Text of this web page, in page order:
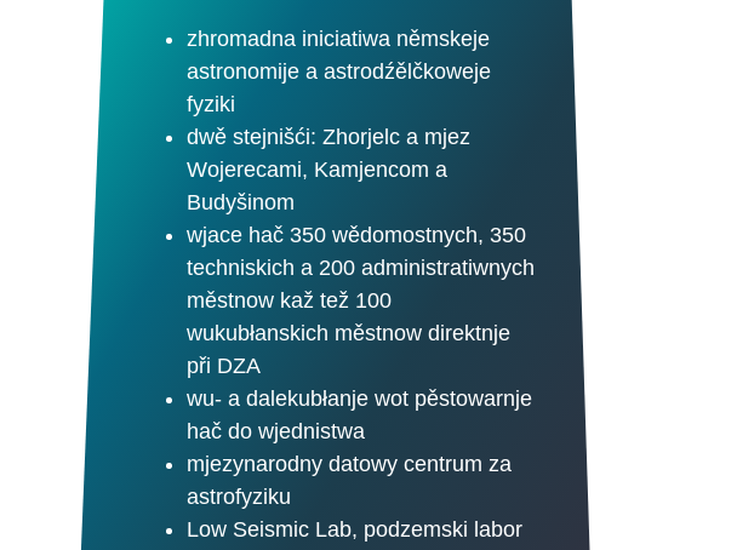
zhromadna iniciatiwa němskeje
astronomije a astrodźělčkoweje
fyziki
dwě stejnišći: Zhorjelc a mjez
Wojerecami, Kamjencom a
Budyšinom
wjace hač 350 wědomostnych, 350
techniskich a 200 administratiwnych
městnow kaž tež 100
wukubłanskich městnow direktnje
při DZA
wu- a dalekubłanje wot pěstowarnje
hač do wjednistwa
mjezynarodny datowy centrum za
astrofyziku
Low Seismic Lab, podzemski labor